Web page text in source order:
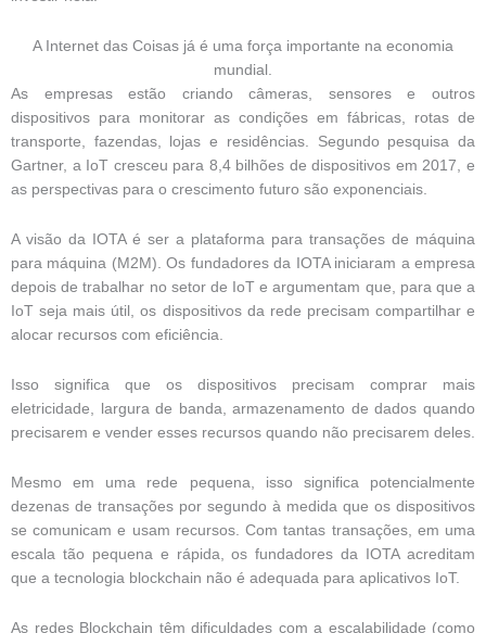
A Internet das Coisas já é uma força importante na economia
mundial.
As empresas estão criando câmeras, sensores e outros
dispositivos para monitorar as condições em fábricas, rotas de
transporte, fazendas, lojas e residências. Segundo pesquisa da
Gartner, a IoT cresceu para 8,4 bilhões de dispositivos em 2017, e
as perspectivas para o crescimento futuro são exponenciais.
A visão da IOTA é ser a plataforma para transações de máquina
para máquina (M2M). Os fundadores da IOTA iniciaram a empresa
depois de trabalhar no setor de IoT e argumentam que, para que a
IoT seja mais útil, os dispositivos da rede precisam compartilhar e
alocar recursos com eficiência.
Isso significa que os dispositivos precisam comprar mais
eletricidade, largura de banda, armazenamento de dados quando
precisarem e vender esses recursos quando não precisarem deles.
Mesmo em uma rede pequena, isso significa potencialmente
dezenas de transações por segundo à medida que os dispositivos
se comunicam e usam recursos. Com tantas transações, em uma
escala tão pequena e rápida, os fundadores da IOTA acreditam
que a tecnologia blockchain não é adequada para aplicativos IoT.
As redes Blockchain têm dificuldades com a escalabilidade (como